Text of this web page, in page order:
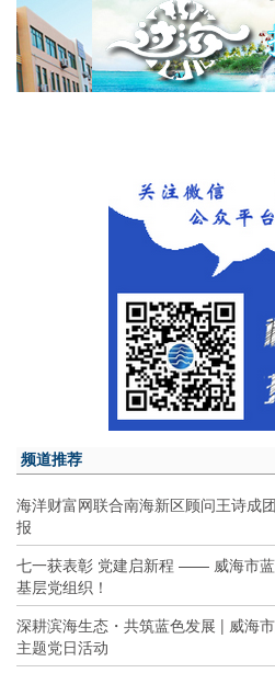
频道推荐
海洋财富网联合南海新区顾问王诗成
报
七一获表彰 党建启新程 —— 威海市
基层党组织！
深耕滨海生态・共筑蓝色发展 | 威海
主题党日活动